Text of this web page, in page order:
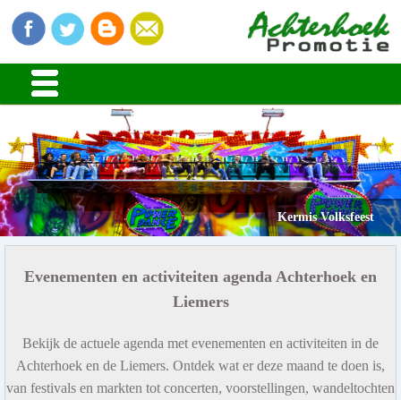
Kermis Volksfeest
Evenementen en activiteiten agenda Achterhoek en
Liemers
Bekijk de actuele agenda met evenementen en activiteiten in de
Achterhoek en de Liemers. Ontdek wat er deze maand te doen is,
van festivals en markten tot concerten, voorstellingen, wandeltochten